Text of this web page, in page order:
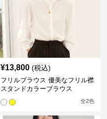
¥13,800 (税込)
フリルブラウス 優美なフリル襟
スタンドカラーブラウス
全2色